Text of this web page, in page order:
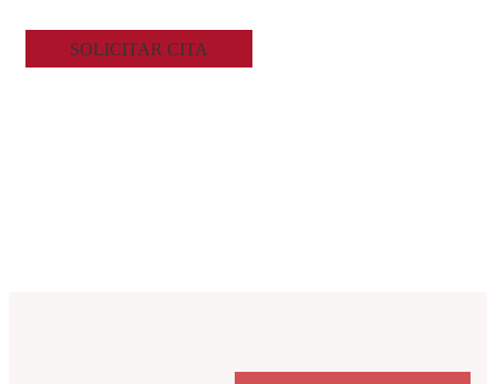
SOLICITAR CITA